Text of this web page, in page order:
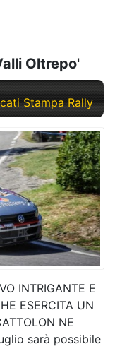
Oltrepo'
Stampa Rally
INTRIGANTE E
ESERCITA UN
NE
sarà possibile